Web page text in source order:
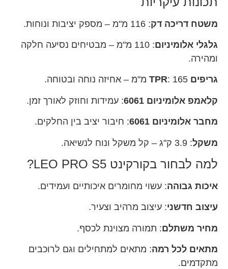
משטח דריכה דק: 116 מ"מ – מספק יציבות ונוחות.
גלגלי אלומיניום
: 110 מ"מ – מבטיחים נסיעה חלקה
ומהירה.
גריפים TPR : 165 מ"מ – אחיזה נוחה ובטוחה.
קלאמפ אלומיניום 6061 : עמידות וחוזק לאורך זמן.
מחבר אלומיניום 6061 : חיבור יציב בין החלקים.
משקל: 3.9 ק"ג – קל משקל ונוח לנשיאה.
למה לבחור בקורקינט LEO PRO S5?
איכות גבוהה: עשוי מחומרים איכותיים ועמידים.
עיצוב חדשני: עיצוב מרהיב וצעיר.
מחיר משתלם: תמורה מצוינת לכסף.
מתאים לכל רמה: מתאים למתחילים וגם לרוכבים
מתקדמים.